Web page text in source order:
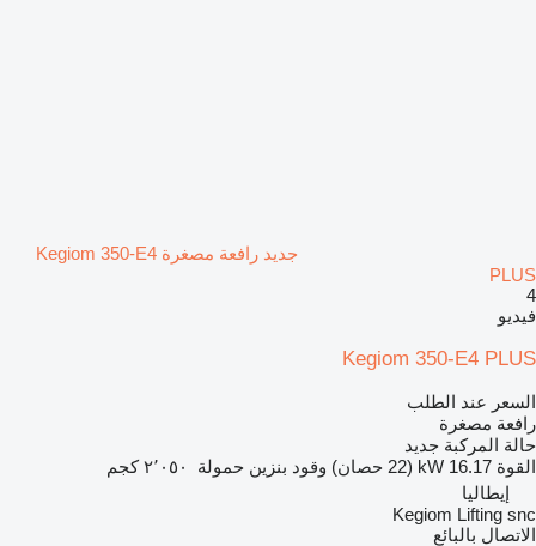
جديد رافعة مصغرة Kegiom 350-E4
PLUS
4
فيديو
Kegiom 350-E4 PLUS
السعر عند الطلب
رافعة مصغرة
حالة المركبة جديد
القوة 16.17 kW (22 حصان) وقود بنزين حمولة
٢٬٠٥٠ كجم
إيطاليا
Kegiom Lifting snc
الاتصال بالبائع